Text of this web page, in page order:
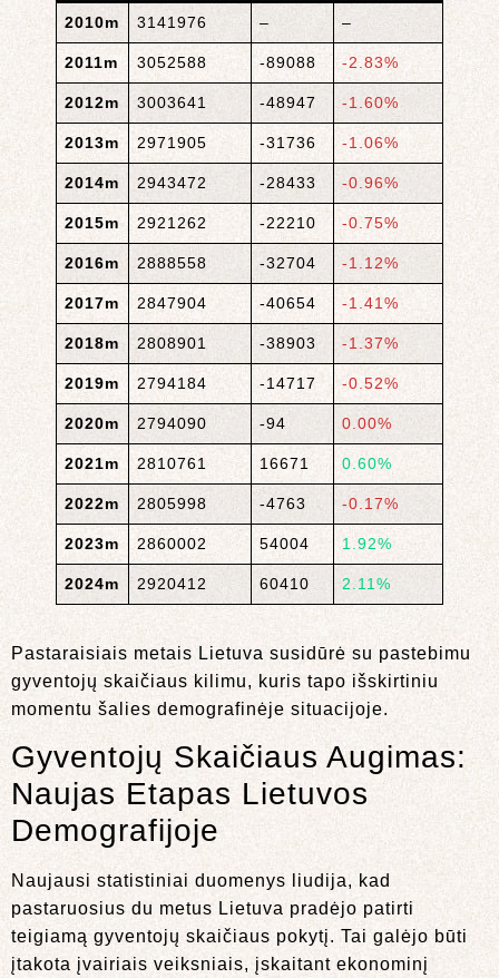
2010m 3141976 – –
2011m 3052588 -89088 -2.83%
2012m 3003641 -48947 -1.60%
2013m 2971905 -31736 -1.06%
2014m 2943472 -28433 -0.96%
2015m 2921262 -22210 -0.75%
2016m 2888558 -32704 -1.12%
2017m 2847904 -40654 -1.41%
2018m 2808901 -38903 -1.37%
2019m 2794184 -14717 -0.52%
2020m 2794090 -94 0.00%
2021m 2810761 16671 0.60%
2022m 2805998 -4763 -0.17%
2023m 2860002 54004 1.92%
2024m 2920412 60410 2.11%
Pastaraisiais metais Lietuva susidūrė su pastebimu
gyventojų skaičiaus kilimu, kuris tapo išskirtiniu
momentu šalies demografinėje situacijoje.
Gyventojų Skaičiaus Augimas:
Naujas Etapas Lietuvos
Demografijoje
Naujausi statistiniai duomenys liudija, kad
pastaruosius du metus Lietuva pradėjo patirti
teigiamą gyventojų skaičiaus pokytį. Tai galėjo būti
įtakota įvairiais veiksniais, įskaitant ekonominį